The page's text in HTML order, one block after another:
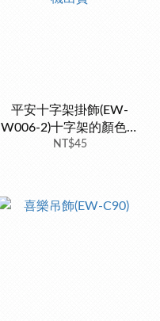
平安十字架掛飾(EW-
W006-2)十字架的顏色隨
機出貨
NT$45